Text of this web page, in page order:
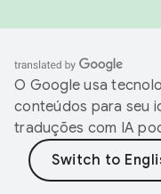
O Google usa
conteúdos para seu
traduções com IA